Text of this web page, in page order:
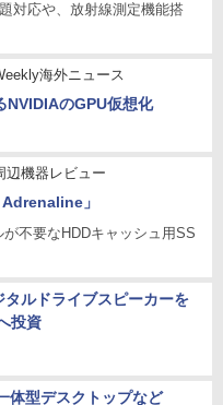
対応や、放射線測定機能搭
海外ニュース
NVIDIAのGPU仮想化
辺機器レビュー
」
不要なHDDキャッシュ用SS
ルドライブスピーカーを
投資
体型デスクトップなど